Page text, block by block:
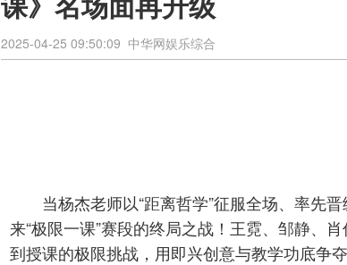
2025-04-25 09:50:09 中华网娱乐综合
当杨杰老师以“距离哲学”征服全场、率先
来“极限一课”赛段的终局之战！王霓、邹静、
到授课的极限挑战，用即兴创意与教学功底争